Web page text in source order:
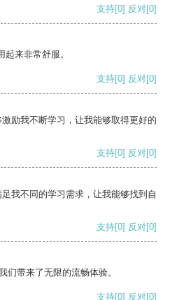
支持[0] 反对[0]
来非常舒服。
支持[0] 反对[0]
励我不断学习，让我能够取得更好的
支持[0] 反对[0]
我不同的学习需求，让我能够找到自
支持[0] 反对[0]
们带来了无限的流畅体验。
支持[0] 反对[0]